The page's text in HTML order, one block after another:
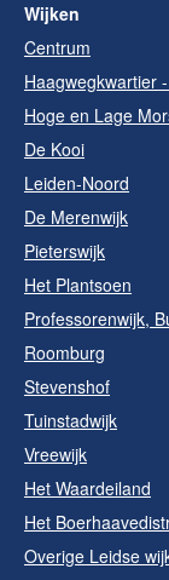
Wijken
Centrum
Haagwegkwartier
Hoge en Lage
De Kooi
Leiden-Noord
De Merenwijk
Pieterswijk
Het Plantsoen
Professorenwijk,
Roomburg
Stevenshof
Tuinstadwijk
Vreewijk
Het Waardeiland
Het
Overige Leidse